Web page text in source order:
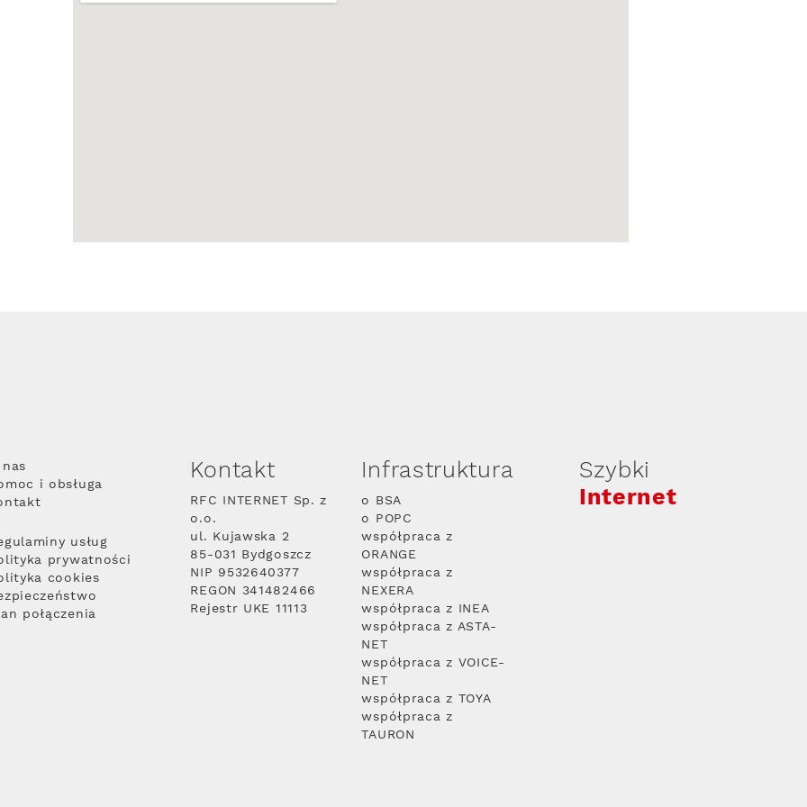
i obsługa
usług
prywatności
cookies
połączenia
Kontakt
RFC INTERNET Sp. z
o.o.
ul. Kujawska 2
85-031 Bydgoszcz
NIP 9532640377
REGON 341482466
Rejestr UKE 11113
Infrastruktura
o BSA
o POPC
współpraca z
ORANGE
współpraca z
NEXERA
współpraca z INEA
współpraca z ASTA-
NET
współpraca z VOICE-
NET
współpraca z TOYA
współpraca z
TAURON
Szybki
Internet